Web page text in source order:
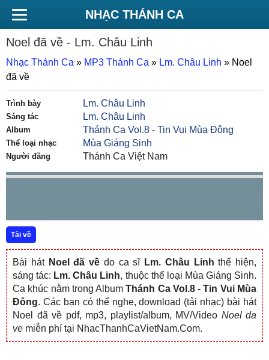
NHẠC THÁNH CA
Noel đã về - Lm. Châu Linh
Nhạc Thánh Ca » MP3 Thánh Ca » Lm. Châu Linh » Noel
đã về
Trình bày Lm. Châu Linh
Sáng tác Lm. Châu Linh
Album Thánh Ca Vol.8 - Tin Vui Mùa Đông
Thể loại nhạc Mùa Giáng Sinh
Người đăng Thánh Ca Việt Nam
Tải về
Bài hát Noel đã về do ca sĩ Lm. Châu Linh thể hiện,
sáng tác: Lm. Châu Linh, thuộc thể loại Mùa Giáng Sinh.
Ca khúc nằm trong AlbumThánh Ca Vol.8 - Tin Vui Mùa
Đông. Các bạn có thể nghe, download (tải nhạc) bài hát
Noel đã về pdf, mp3, playlist/album, MV/Video Noel da
ve miễn phí tại NhacThanhCaVietNam.Com.